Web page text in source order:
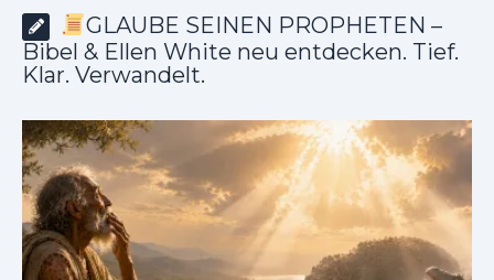
GLAUBE SEINEN PROPHETEN –
Bibel & Ellen White neu entdecken. Tief.
Klar. Verwandelt.